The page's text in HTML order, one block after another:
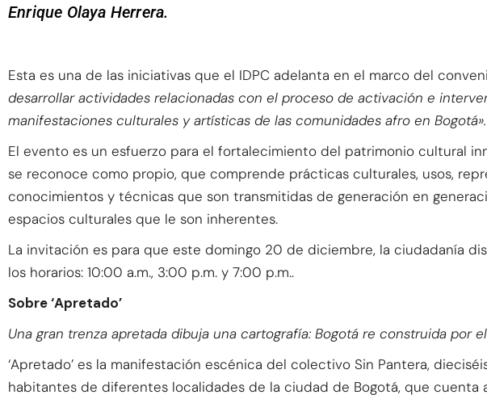
Enrique Olaya Herrera.
Esta es una de las iniciativas que el IDPC adelanta en el marco del
desarrollar actividades relacionadas con el proceso de activación e
manifestaciones culturales y artísticas de las comunidades afro en Bogotá».
El evento es un esfuerzo para el fortalecimiento del patrimonio cultural
se reconoce como propio, que comprende prácticas culturales, usos,
conocimientos y técnicas que son transmitidas de generación en
espacios culturales que le son inherentes.
La invitación es para que este domingo 20 de diciembre, la ciudadanía
los horarios: 10:00 a.m., 3:00 p.m. y 7:00 p.m..
Sobre ‘Apretado’
Una gran trenza apretada dibuja una cartografía: Bogotá re construida por
‘Apretado’ es la manifestación escénica del colectivo Sin Pantera,
habitantes de diferentes localidades de la ciudad de Bogotá, que cuenta